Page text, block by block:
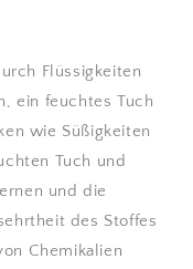
Flüssigkeiten
ein feuchtes Tuch
wie Süßigkeiten
Tuch und
und die
des Stoffes
Chemikalien